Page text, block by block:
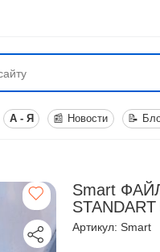
А - Я 📰 Новости 📝
Smart
Артикул: Smart